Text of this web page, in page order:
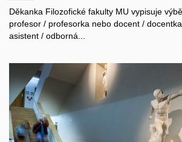
Děkanka Filozofické fakulty MU vypisuje
profesor / profesorka nebo docent /
asistent / odborná...